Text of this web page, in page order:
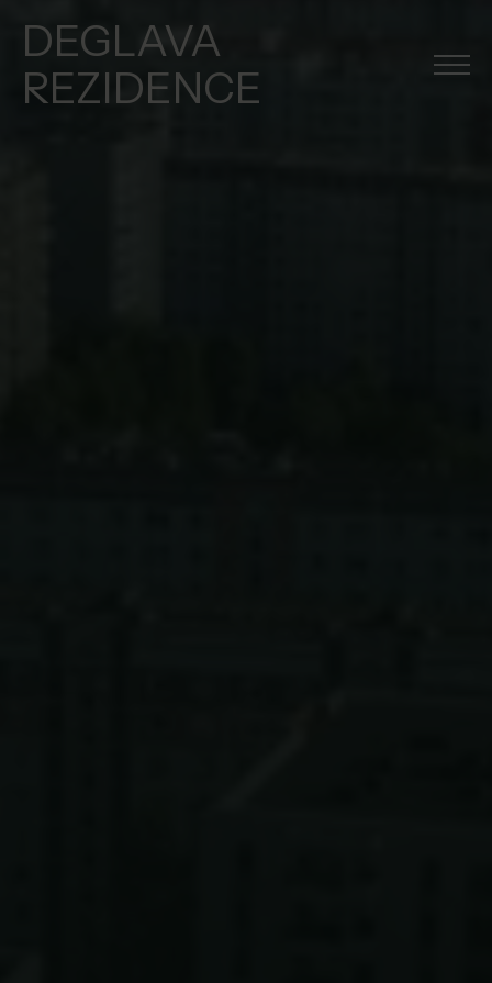
DEGLAVA
REZIDENCE